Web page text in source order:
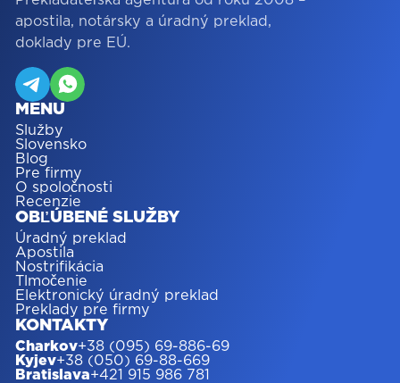
apostila, notársky a úradný preklad,
doklady pre EÚ.
MENU
Služby
Slovensko
Blog
Pre firmy
O spoločnosti
Recenzie
OBĽÚBENÉ SLUŽBY
Úradný preklad
Apostila
Nostrifikácia
Tlmočenie
Elektronický úradný preklad
Preklady pre firmy
KONTAKTY
Charkov+38 (095) 69-886-69
Kyjev+38 (050) 69-88-669
Bratislava+421 915 986 781